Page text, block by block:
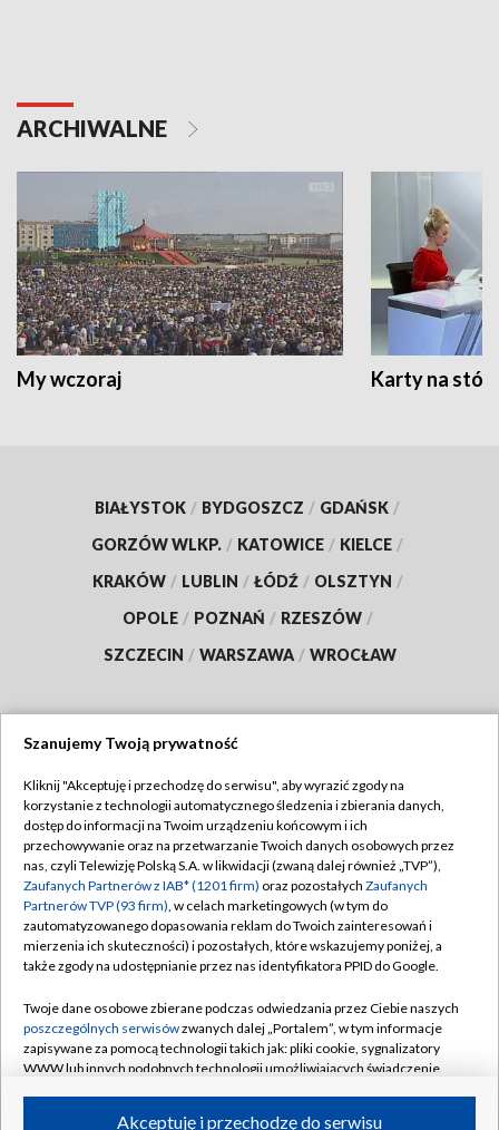
ARCHIWALNE
My wczoraj Karty na
BIAŁYSTOK / BYDGOSZCZ / GDAŃSK /
GORZÓW WLKP. / KATOWICE / KIELCE /
KRAKÓW / LUBLIN / ŁÓDŹ / OLSZTYN /
OPOLE / POZNAŃ / RZESZÓW /
SZCZECIN / WARSZAWA / WROCŁAW
TVP
Abonament TVP
Emisja w TVP
Centrum informacji TVP
Naziemna Telewizja Cyfrowa
Rada Programowa
System NOS
Informacje o nadawcy
Regulamin TVP
Polityka prywatności
Moje zgody
Pomoc
Kontakt
Kanały
Szanujemy Twoją prywatność
Kliknij "Akceptuję i przechodzę do serwisu", aby wyrazić zgody na
korzystanie z technologii automatycznego śledzenia i zbierania danych,
dostęp do informacji na Twoim urządzeniu końcowym i ich
przechowywanie oraz na przetwarzanie Twoich danych osobowych przez
nas, czyli Telewizję Polską S.A. w likwidacji (zwaną dalej również „TVP”),
Zaufanych Partnerów z IAB* (1201 firm) oraz pozostałych Zaufanych
Partnerów TVP (93 firm), w celach marketingowych (w tym do
zautomatyzowanego dopasowania reklam do Twoich zainteresowań i
mierzenia ich skuteczności) i pozostałych, które wskazujemy poniżej, a
także zgody na udostępnianie przez nas identyfikatora PPID do Google.
Twoje dane osobowe zbierane podczas odwiedzania przez Ciebie naszych
poszczególnych serwisówzwanych dalej „Portalem”, w tym informacje
zapisywane za pomocą technologii takich jak: pliki cookie, sygnalizatory
WWW lub innych podobnych technologii umożliwiających świadczenie
Akceptuję i przechodzę do serwisu